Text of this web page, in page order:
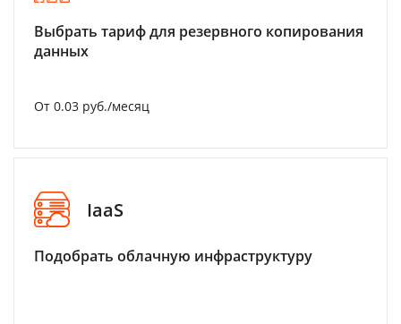
Выбрать тариф для резервного копирования
данных
От 0.03 руб./месяц
IaaS
Подобрать облачную инфраструктуру